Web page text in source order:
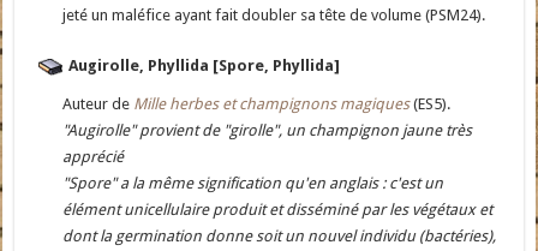
jeté un maléfice ayant fait doubler sa tête de volume (PSM24).
Augirolle, Phyllida [Spore, Phyllida]
Auteur de Mille herbes et champignons magiques(ES5).
"Augirolle" provient de "girolle", un champignon jaune très
apprécié
"Spore" a la même signification qu'en anglais : c'est un
élément unicellulaire produit et disséminé par les végétaux et
dont la germination donne soit un nouvel individu (bactéries),